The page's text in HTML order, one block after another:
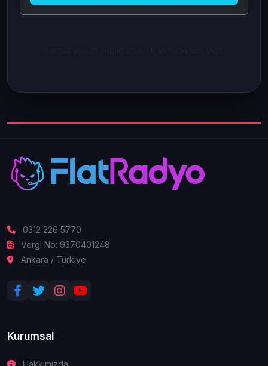
0312 226 5770
Vergi No: 9370401248
Ankara / Türkiye
Kurumsal
Hakkımızda